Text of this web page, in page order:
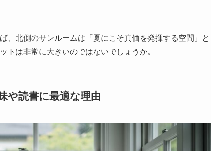
、北側のサンルームは「夏にこそ真価を発揮する空間」と
トは非常に大きいのではないでしょうか。
や読書に最適な理由